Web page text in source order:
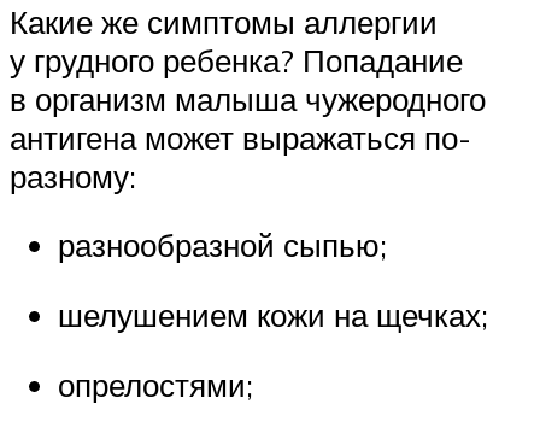
Какие же симптомы аллергии
у грудного ребенка? Попадание
в организм малыша чужеродного
антигена может выражаться по-
разному:
разнообразной сыпью;
шелушением кожи на щечках;
опрелостями;